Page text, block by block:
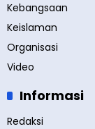
Kebangsaan
Keislaman
Organisasi
Video
Informasi
Redaksi